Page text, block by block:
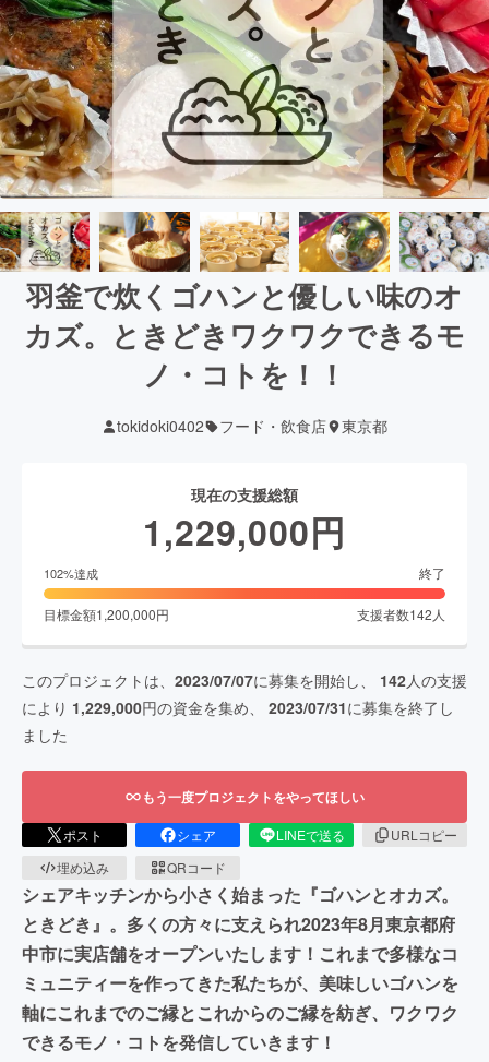
羽釜で炊くゴハンと優しい味のオ
カズ。ときどきワクワクできるモ
ノ・コトを！！
tokidoki0402 フード・飲食店 東京都
現在の支援総額
1,229,000円
102%達成 終了
目標金額1,200,000円 支援者数142 人
このプロジェクトは、 2023/07/07に募集を開始し、 142人の支援
により 1,229,000円の資金を集め、 2023/07/31に募集を終了し
ました
もう一度プロジェクトをやってほしい
ポスト シェア LINEで送る
URLコピー
埋め込み
QRコード
シェアキッチンから小さく始まった『ゴハンとオカズ。
ときどき』。多くの方々に支えられ2023年8月東京都府
中市に実店舗をオープンいたします！これまで多様なコ
ミュニティーを作ってきた私たちが、美味しいゴハンを
軸にこれまでのご縁とこれからのご縁を紡ぎ、ワクワク
できるモノ・コトを発信していきます！